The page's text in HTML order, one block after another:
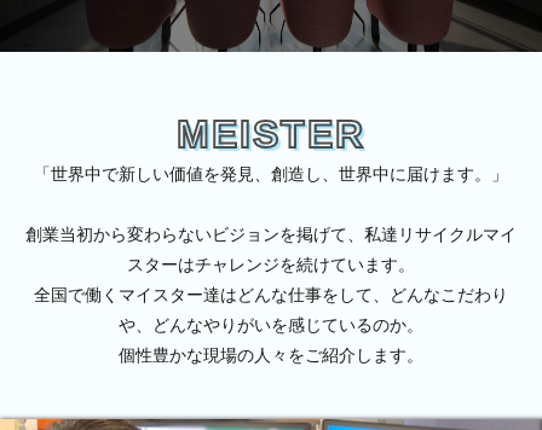
MEISTER
「世界中で新しい価値を発見、創造し、世界中に届けます。」
創業当初から変わらないビジョンを掲げて、私達リサイクルマイ
スターはチャレンジを続けています。
全国で働くマイスター達はどんな仕事をして、どんなこだわり
や、どんなやりがいを感じているのか。
個性豊かな現場の人々をご紹介します。